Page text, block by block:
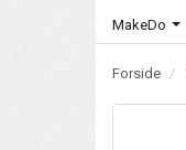
MakeDo
Forside